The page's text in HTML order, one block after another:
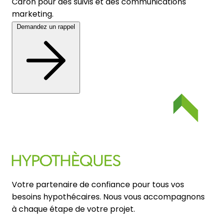
marketing.
Demandez un rappel
Votre partenaire de confiance pour tous vos
besoins hypothécaires. Nous vous accompagnons
à chaque étape de votre projet.